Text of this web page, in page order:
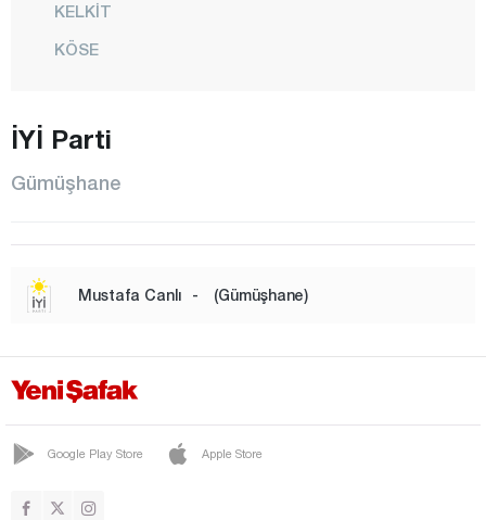
KELKİT
KÖSE
ÖZKÜRTÜN
ÜNLÜPINAR
YEŞİLBÜK
Hakkari
Hatay
Iğdır
İYİ Parti
Gümüşhane
Mustafa Canlı - (Gümüşhane)
Google Play Store Apple Store